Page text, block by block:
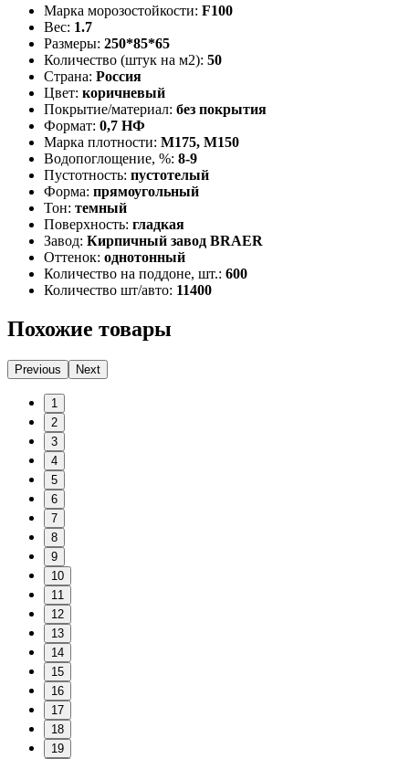
Марка морозостойкости: F100
Вес: 1.7
Размеры: 250*85*65
Количество (штук на м2): 50
Страна: Россия
Цвет: коричневый
Покрытие/материал: без покрытия
Формат: 0,7 НФ
Марка плотности: М175, М150
Водопоглощение, %: 8-9
Пустотность: пустотелый
Форма: прямоугольный
Тон: темный
Поверхность: гладкая
Завод: Кирпичный завод BRAER
Оттенок: однотонный
Количество на поддоне, шт.: 600
Количество шт/авто: 11400
Похожие товары
Previous Next
1
2
3
4
5
6
7
8
9
10
11
12
13
14
15
16
17
18
19